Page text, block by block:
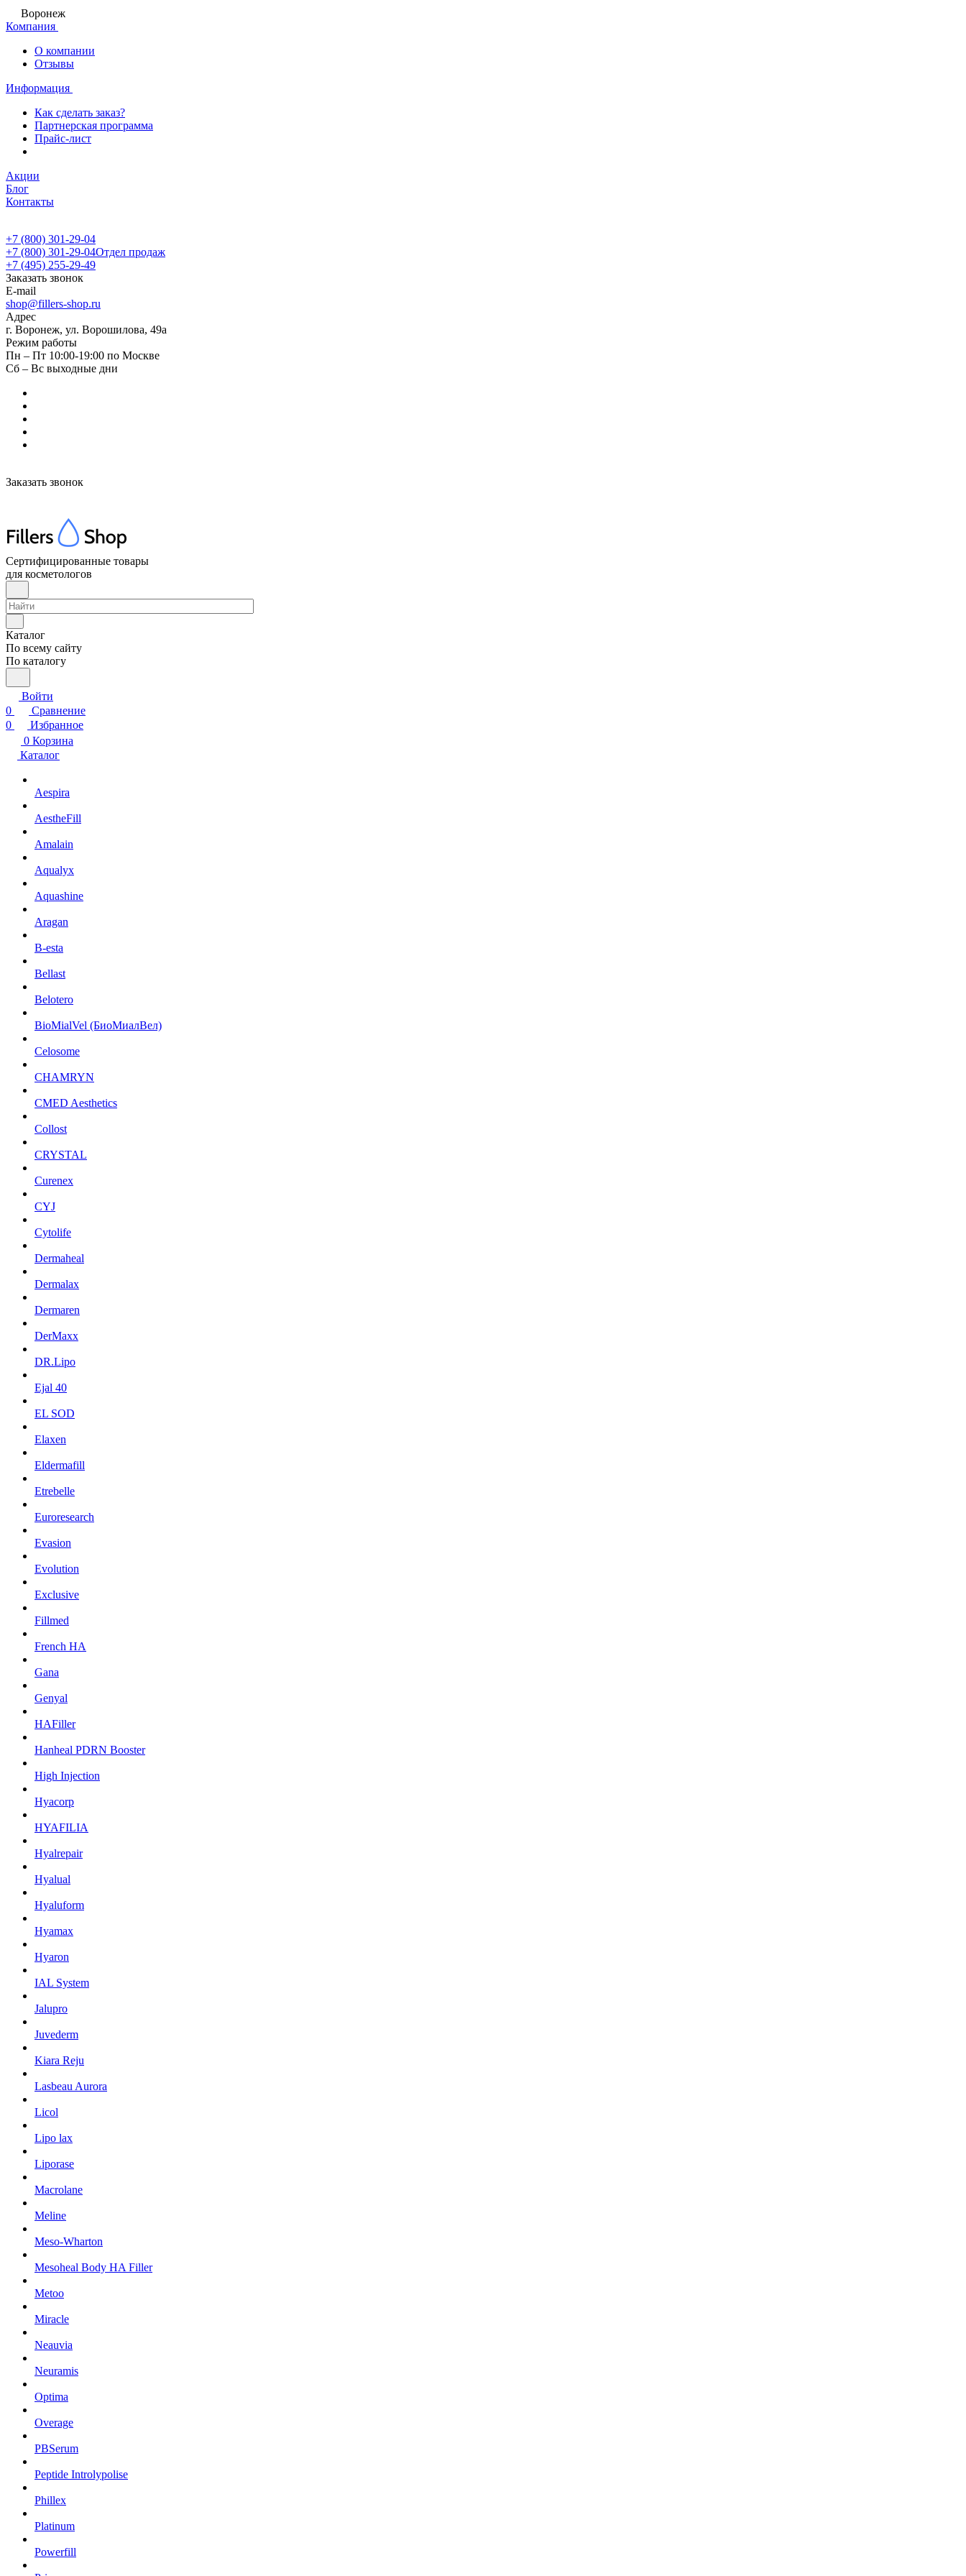
Воронеж
Компания
О компании
Отзывы
Информация
Как сделать заказ?
Партнерская программа
Прайс-лист
Акции
Блог
Контакты
+7 (800) 301-29-04
+7 (800) 301-29-04Отдел продаж
+7 (495) 255-29-49
Заказать звонок
E-mail
shop@fillers-shop.ru
Адрес
г. Воронеж, ул. Ворошилова, 49а
Режим работы
Пн – Пт 10:00-19:00 по Москве
Сб – Вс выходные дни
Заказать звонок
Сертифицированные товары
для косметологов
Каталог
По всему сайту
По каталогу
Войти
0
Сравнение
0
Избранное
0 Корзина
Каталог
Aespira
AestheFill
Amalain
Aqualyx
Aquashine
Aragan
B-esta
Bellast
Belotero
BioMialVel (БиоМиалВел)
Celosome
CHAMRYN
CMED Aesthetics
Collost
CRYSTAL
Curenex
CYJ
Cytolife
Dermaheal
Dermalax
Dermaren
DerMaxx
DR.Lipo
Ejal 40
EL SOD
Elaxen
Eldermafill
Etrebelle
Euroresearch
Evasion
Evolution
Exclusive
Fillmed
French HA
Gana
Genyal
HAFiller
Hanheal PDRN Booster
High Injection
Hyacorp
HYAFILIA
Hyalrepair
Hyalual
Hyaluform
Hyamax
Hyaron
IAL System
Jalupro
Juvederm
Kiara Reju
Lasbeau Aurora
Licol
Lipo lax
Liporase
Macrolane
Meline
Meso-Wharton
Mesoheal Body HA Filler
Metoo
Miracle
Neauvia
Neuramis
Optima
Overage
PBSerum
Peptide Introlypolise
Phillex
Platinum
Powerfill